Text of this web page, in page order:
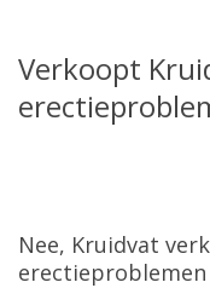
Verkoopt
Nee, Kruidvat
erectieproblemen